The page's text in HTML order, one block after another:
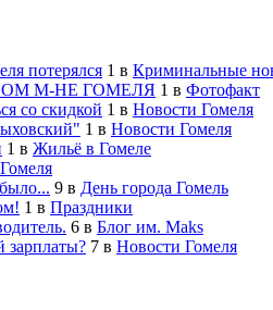
потерялся 1 в Криминальные
М-НЕ ГОМЕЛЯ 1 в Фотофакт
со скидкой 1 в Новости Гомеля
1 в Новости Гомеля
1 в Жильё в Гомеле
9 в День города Гомель
1 в Праздники
6 в Блог им. Maks
7 в Новости Гомеля